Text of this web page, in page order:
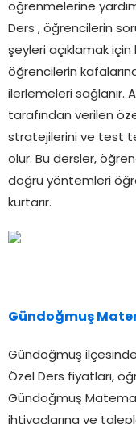
öğrenmelerine
Ders , öğrencilerin
şeyleri açıklamak
öğrencilerin
ilerlemeleri sağlanır.
tarafından verilen
stratejilerini ve test
olur. Bu dersler,
doğru yöntemleri
kurtarır.
Gündoğmuş
Gündoğmuş
Özel Ders fiyatları,
Gündoğmuş
ihtiyaçlarına ve